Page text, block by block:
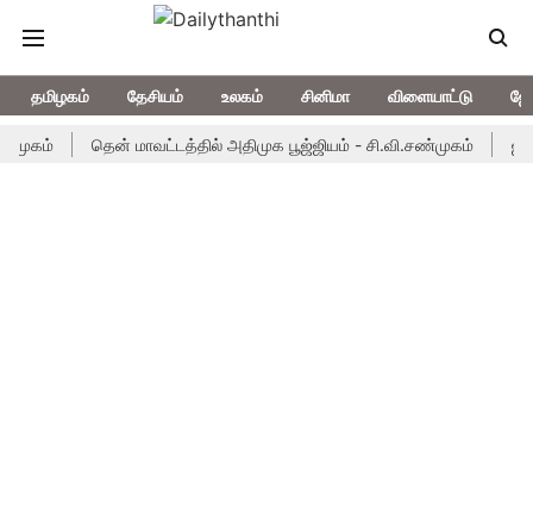
தமிழகம் தேசியம் உலகம் சினிமா விளையாட்டு
தென் மாவட்டத்தில் அதிமுக பூஜ்ஜியம் - சி.வி.சண்முகம்